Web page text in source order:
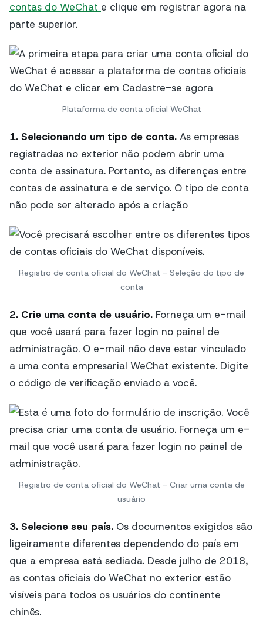
contas do WeChat e clique em registrar agora na
parte superior.
Plataforma de conta oficial WeChat
1. Selecionando um tipo de conta. As empresas
registradas no exterior não podem abrir uma
conta de assinatura. Portanto, as diferenças entre
contas de assinatura e de serviço. O tipo de conta
não pode ser alterado após a criação
Registro de conta oficial do WeChat - Seleção do tipo de
conta
2. Crie uma conta de usuário. Forneça um e-mail
que você usará para fazer login no painel de
administração. O e-mail não deve estar vinculado
a uma conta empresarial WeChat existente. Digite
o código de verificação enviado a você.
Registro de conta oficial do WeChat - Criar uma conta de
usuário
3. Selecione seu país. Os documentos exigidos são
ligeiramente diferentes dependendo do país em
que a empresa está sediada. Desde julho de 2018,
as contas oficiais do WeChat no exterior estão
visíveis para todos os usuários do continente
chinês.